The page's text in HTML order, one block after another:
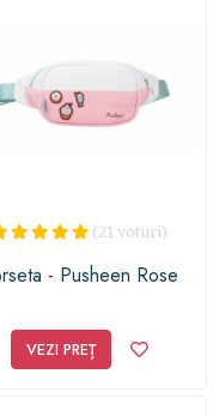
(21 voturi)
- Pusheen Rose
VEZI PREȚ